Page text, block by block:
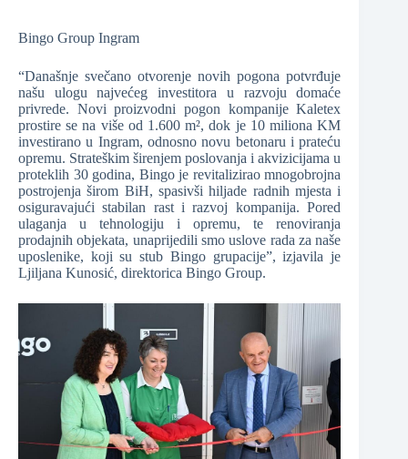
Bingo Group Ingram
“Današnje svečano otvorenje novih pogona potvrđuje
našu ulogu najvećeg investitora u razvoju domaće
privrede. Novi proizvodni pogon kompanije Kaletex
prostire se na više od 1.600 m², dok je 10 miliona KM
investirano u Ingram, odnosno novu betonaru i prateću
opremu. Strateškim širenjem poslovanja i akvizicijama u
proteklih 30 godina, Bingo je revitalizirao mnogobrojna
postrojenja širom BiH, spasivši hiljade radnih mjesta i
osiguravajući stabilan rast i razvoj kompanija. Pored
ulaganja u tehnologiju i opremu, te renoviranja
prodajnih objekata, unaprijedili smo uslove rada za naše
uposlenike, koji su stub Bingo grupacije”, izjavila je
Ljiljana Kunosić, direktorica Bingo Group.